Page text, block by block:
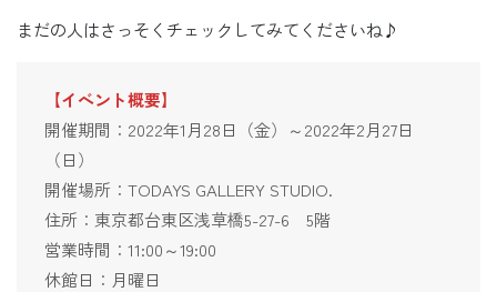
まだの人はさっそくチェックしてみてくださいね♪
【イベント概要】
開催期間：2022年1月28日（金）～2022年2月27日
（日）
開催場所：TODAYS GALLERY STUDIO.
住所：東京都台東区浅草橋5-27-6 5階
営業時間：11:00～19:00
休館日：月曜日